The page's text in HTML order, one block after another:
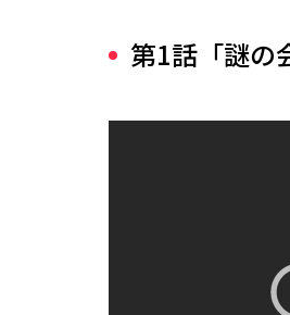
第1話「謎の